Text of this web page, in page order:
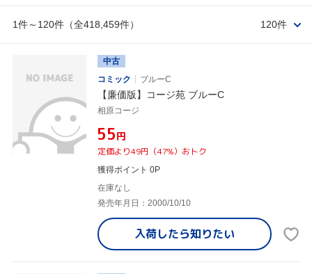
1件～120件（全418,459件） 120件
中古
コミック
ブルーC
【廉価版】コージ苑 ブルーC
相原コージ
¥55円
定価より49円（47%）おトク
獲得ポイント 0P
在庫なし
発売年月日：2000/10/10
入荷したら知りたい